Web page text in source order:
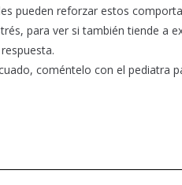
pueden reforzar estos
para ver si también tiende a
coméntelo con el pediatra